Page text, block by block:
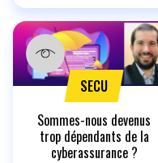
SECU
Sommes-nous devenus
trop dépendants de la
cyberassurance ?